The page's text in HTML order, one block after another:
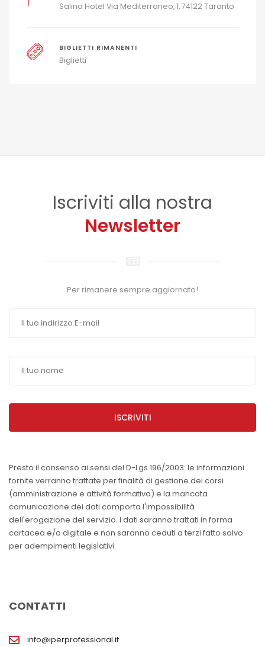
Salina Hotel Via Mediterraneo, 1, 74122 Taranto
BIGLIETTI RIMANENTI
Biglietti
Iscriviti alla nostra
Newsletter
Per rimanere sempre aggiornato!
ISCRIVITI
Presto il consenso ai sensi del D-Lgs 196/2003: le informazioni
fornite verranno trattate per finalità di gestione dei corsi
(amministrazione e attività formativa) e la mancata
comunicazione dei dati comporta l'impossibilità
dell'erogazione del servizio. I dati saranno trattati in forma
cartacea e/o digitale e non saranno ceduti a terzi fatto salvo
per adempimenti legislativi.
CONTATTI
info@iperprofessional.it